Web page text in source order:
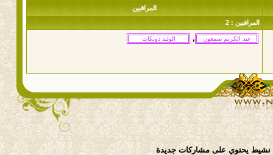
المراقبين
المراقبين : 2
,
يحتوي على مشاركات جديدة